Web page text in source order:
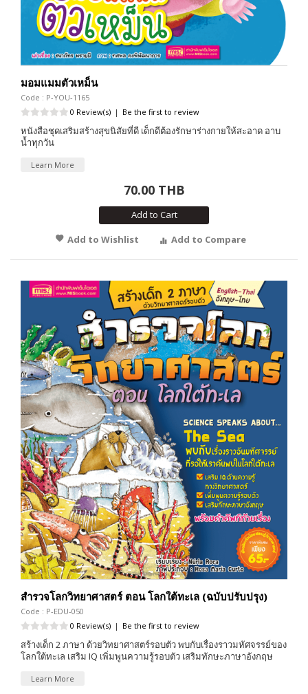
มอมแมมตัวเหม็น
Code : P-YOU-1165
0 Review(s) | Be the first to review
หนังสือชุดเสริมสร้างสุขนิสัยที่ดี เด็กดีต้องรักษาร่างกายให้สะอาด อาบ
น้ำทุกวัน
Learn More
70.00 THB
Add to Cart
Add to Wishlist
Add to Compare
สำรวจโลกวิทยาศาสตร์ ตอน โลกใต้ทะเล (ฉบับปรับปรุง)
Code : P-EDU-050
0 Review(s) | Be the first to review
สร้างเด็ก 2 ภาษา ด้วยวิทยาศาสตร์รอบตัว พบกับเรื่องราวมหัศจรรย์ของ
โลกใต้ทะเล เสริม IQ เพิ่มพูนความรู้รอบตัว เสริมทักษะภาษาอังกฤษ
Learn More